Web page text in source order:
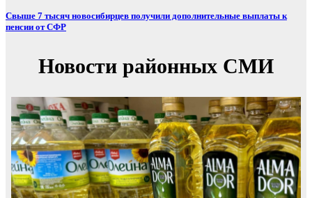
Свыше 7 тысяч новосибирцев получили дополнительные выплаты к
пенсии от СФР